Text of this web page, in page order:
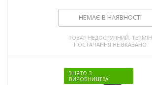
НЕМАЄ В НАЯВНОСТІ
ТОВАР НЕДОСТУПНИЙ. ТЕРМІН
ПОСТАЧАННЯ НЕ ВКАЗАНО
ЗНЯТО З
ВИРОБНИЦТВА